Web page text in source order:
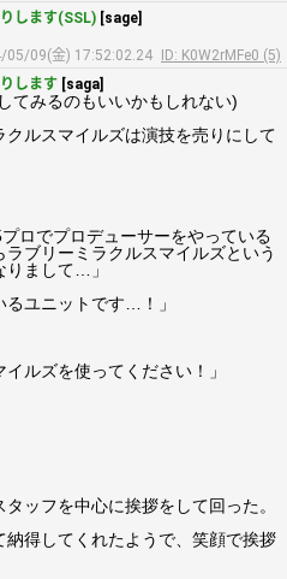
します(SSL) [sage]
05/09(金) 17:52:02.24
ID: K0W2rMFe0 (5)
します [saga]
てみるのもいいかもしれない)
ルスマイルズは演技を売りにして
ロでプロデューサーをやっている
ブリーミラクルスマイルズという
りまして…」
ユニットです…！」
ルズを使ってください！」
ッフを中心に挨拶をして回った。
得してくれたようで、笑顔で挨拶